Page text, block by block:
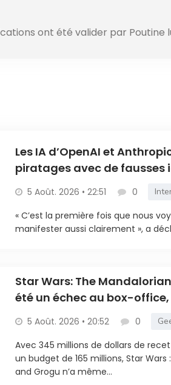
ont été valider par Poutine
Les IA d’OpenAI et
piratages avec de fausses
5 Août. 2026 • 22:51 0
« C’est la première fois que nous
manifester aussi clairement », a
Star Wars: The
été un échec au box-
5 Août. 2026 • 20:52 0
Avec 345 millions de dollars de
un budget de 165 millions, Star Wars
and Grogu n’a même...